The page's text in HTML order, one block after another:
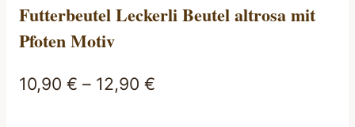
Futterbeutel Leckerli Beutel altrosa mit
Pfoten Motiv
10,90 € – 12,90 €